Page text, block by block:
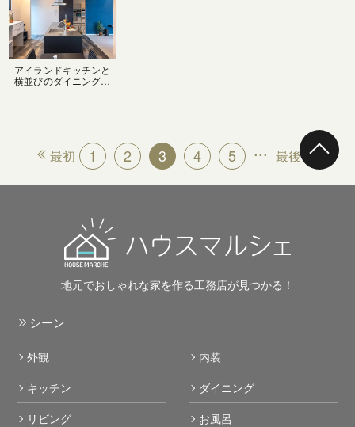
アイランドキッチンと
横並びのダイニングテ
最初 1 2 3 4 5 ... 最後
地元でおしゃれな家を作る工務店が見つかる！
シーン
外観
内装
キッチン
ダイニング
リビング
お風呂